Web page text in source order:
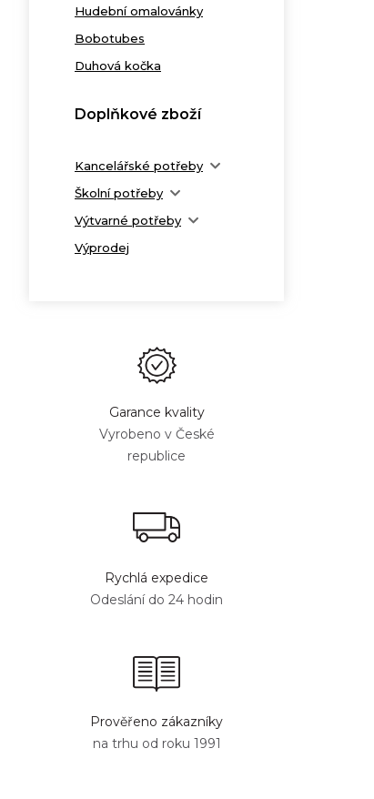
Hudební omalovánky
Bobotubes
Duhová kočka
Doplňkové zboží
Kancelářské potřeby
Školní potřeby
Výtvarné potřeby
Výprodej
Garance kvality
Vyrobeno v České
republice
Rychlá expedice
Odeslání do 24 hodin
Prověřeno zákazníky
na trhu od roku 1991